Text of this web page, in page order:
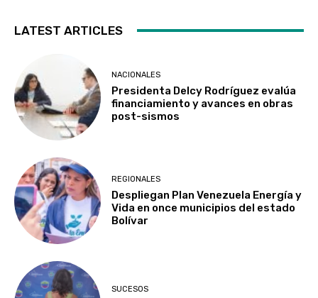
LATEST ARTICLES
NACIONALES
Presidenta Delcy Rodríguez evalúa
financiamiento y avances en obras
post-sismos
REGIONALES
Despliegan Plan Venezuela Energía y
Vida en once municipios del estado
Bolívar
SUCESOS